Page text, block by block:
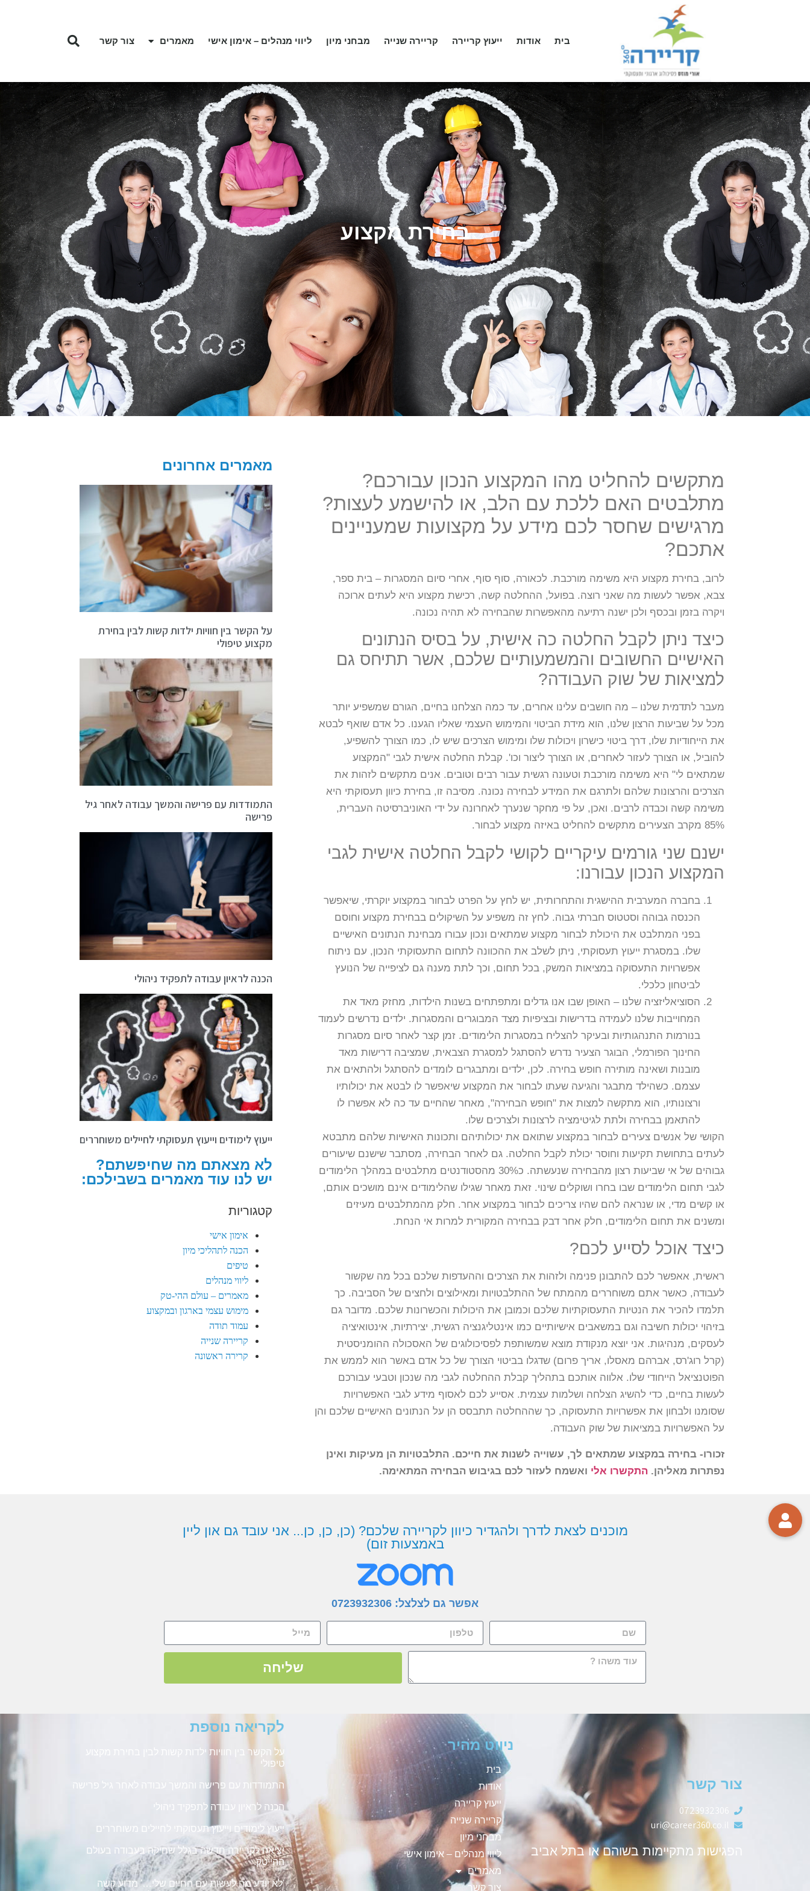
בית אודות ייעוץ קריירה קריירה שנייה מבחני מיון ליווי מנהלים – אימון אישי מאמרים צור קשר
בחירת מקצוע
מתקשים להחליט מהו המקצוע הנכון עבורכם?
מתלבטים האם ללכת עם הלב, או להישמע לעצות?
מרגישים שחסר לכם מידע על מקצועות שמעניינים
אתכם?
לרוב, בחירת מקצוע היא משימה מורכבת. לכאורה, סוף סוף, אחרי סיום המסגרות – בית ספר,
צבא, אפשר לעשות מה שאני רוצה. בפועל, ההחלטה קשה, רכישת מקצוע היא לעתים ארוכה
ויקרה בזמן ובכסף ולכן ישנה רתיעה מהאפשרות שהבחירה לא תהיה נכונה.
כיצד ניתן לקבל החלטה כה אישית, על בסיס הנתונים
האישיים החשובים והמשמעותיים שלכם, אשר תתיחס גם
למציאות של שוק העבודה?
מעבר לתדמית שלנו – מה חושבים עלינו אחרים, עד כמה הצלחנו בחיים, הגורם שמשפיע יותר
מכל על שביעות הרצון שלנו, הוא מידת הביטוי והמימוש העצמי שאליו הגענו. כל אדם שואף לבטא
את הייחודיות שלו, דרך ביטוי כישרון ויכולות שלו ומימוש הצרכים שיש לו, כמו הצורך להשפיע,
להוביל, או הצורך לעזור לאחרים, או הצורך ליצור וכו'. קבלת החלטה אישית לגבי "המקצוע
שמתאים לי" היא משימה מורכבת וטעונה רגשית עבור רבים וטובים. אנים מתקשים לזהות את
הצרכים והרצונות שלהם ולתרגם את המידע לבחירה נכונה. מסיבה זו, בחירת כיוון תעסוקתי היא
משימה קשה וכבדה לרבים. ואכן, על פי מחקר שנערך לאחרונה על ידי האוניברסיטה העברית,
85% מקרב הצעירים מתקשים להחליט באיזה מקצוע לבחור.
ישנם שני גורמים עיקריים לקושי לקבל החלטה אישית לגבי
המקצוע הנכון עבורנו:
בחברה המערבית ההישגית והתחרותית, יש לחץ על הפרט לבחור במקצוע יוקרתי, שיאפשר
הכנסה גבוהה וסטטוס חברתי גבוה. לחץ זה משפיע על השיקולים בבחירת מקצוע וחוסם
בפני המתלבט את היכולת לבחור מקצוע שמתאים ונכון עבורו מבחינת הנתונים האישיים
שלו. במסגרת ייעוץ תעסוקתי, ניתן לשלב את ההכוונה לתחום התעסוקתי הנכון, עם ניתוח
אפשרויות התעסוקה במציאות המשק, בכל תחום, וכך לתת מענה גם לציפייה של הנועץ
לביטחון כלכלי.
הסוציאליזציה שלנו – האופן שבו אנו גדלים ומתפתחים בשנות הילדות, מחזק מאד את
המחוייבות שלנו לעמידה בדרישות ובציפיות מצד המבוגרים והמסגרות. ילדים נדרשים לעמוד
בנורמות התנהגותיות ובעיקר להצליח במסגרות הלימודים. זמן קצר לאחר סיום מסגרות
החינוך הפורמלי, הבוגר הצעיר נדרש להסתגל למסגרת הצבאית, שמציבה דרישות מאד
מובנות ושאינה מותירה חופש בחירה. לכן, ילדים ומתבגרים לומדים להסתגל ולהתאים את
עצמם. כשהילד מתבגר והגיעה שעתו לבחור את המקצוע שיאפשר לו לבטא את יכולותיו
ורצונותיו, הוא מתקשה למצות את "חופש הבחירה", מאחר שהחיים עד כה לא אפשרו לו
להתאמן בבחירה ולתת לגיטימציה לרצונות ולצרכים שלו.
הקושי של אנשים צעירים לבחור במקצוע שתואם את יכולותיהם ותכונות האישיות שלהם מתבטא
לעתים בתחושת תקיעות וחוסר יכולת לקבל החלטה. גם לאחר הבחירה, מסתבר שישנם שיעורים
גבוהים של אי שביעות רצון מהבחירה שנעשתה. כ30% מהסטודנטים מתלבטים במהלך הלימודים
לגבי תחום הלימודים שבו בחרו ושוקלים שינוי. זאת מאחר שגילו שהלימודים אינם מושכים אותם,
או קשים מדי, או שנראה להם שהיו צריכים לבחור במקצוע אחר. חלק מהמתלבטים מעיזים
ומשנים את תחום הלימודים, חלק אחר דבק בבחירה המקורית למרות אי הנחת.
כיצד אוכל לסייע לכם?
ראשית, אאפשר לכם להתבונן פנימה ולזהות את הצרכים וההעדפות שלכם בכל מה שקשור
לעבודה, כאשר אתם משוחררים מהמתח של ההתלבטויות ומאילוצים ולחצים של הסביבה. כך
תלמדו להכיר את הנטיות התעסוקתיות שלכם וכמובן את היכולות והכשרונות שלכם. מדובר גם
בזיהוי יכולות חשיבה וגם במשאבים אישיותיים כמו אינטליגנציה רגשית, יצירתיות, אינטואיציה
לעסקים, מנהיגות. אני יוצא מנקודת מוצא שמשותפת לפסיכולוגים של האסכולה ההומניסטית
(קרל רוג'רס, אברהם מאסלו, אריך פרום) שדגלו בביטוי הצורך של כל אדם באשר הוא לממש את
הפוטנציאל הייחודי שלו. אלווה אותכם בתהליך קבלת ההחלטה לגבי מה שנכון וטבעי עבורכם
לעשות בחיים, כדי להשיג הצלחה ושלמות עצמית. אסייע לכם לאסוף מידע לגבי האפשרויות
שסומנו ולבחון את אפשרויות התעסוקה, כך שההחלטה תתבסס הן על הנתונים האישיים שלכם והן
על האפשרויות במציאות של שוק העבודה.
זכורו- בחירה במקצוע שמתאים לך, עשוייה לשנות את חייכם. התלבטויות הן מעיקות ואינן
נפתרות מאליהן. התקשרו אלי ואשמח לעזור לכם בגיבוש הבחירה המתאימה.
מאמרים אחרונים
על הקשר בין חוויות ילדות קשות לבין בחירת
מקצוע טיפולי
התמודדות עם פרישה והמשך עבודה לאחר גיל
פרישה
הכנה לראיון עבודה לתפקיד ניהולי
ייעוץ לימודים וייעוץ תעסוקתי לחיילים משוחררים
לא מצאתם מה שחיפשתם?
יש לנו עוד מאמרים בשבילכם:
קטגוריות
אימון אישי
הכנה לתהליכי מיון
טיפים
ליווי מנהלים
מאמרים – עולם ההי-טק
מימוש עצמי בארגון ובמקצוע
עמוד תודה
קריירה שנייה
קרירה ראשונה
מוכנים לצאת לדרך ולהגדיר כיוון לקריירה שלכם? (כן, כן, כן... אני עובד גם און ליין
באמצעות זום)
אפשר גם לצלצל: 0723932306
שליחה
צור קשר
0723932306
uri@career360.co.il
הפגישות מתקיימות בשוהם או בתל אביב
ניווט מהיר
בית
אודות
ייעוץ קריירה
קריירה שנייה
מבחני מיון
ליווי מנהלים – אימון אישי
מאמרים
צור קשר
לקריאה נוספת
על הקשר בין חוויות ילדות קשות לבין בחירת מקצוע
טיפולי
התמודדות עם פרישה והמשך עבודה לאחר גיל פרישה
הכנה לראיון עבודה לתפקיד ניהולי
ייעוץ לימודים וייעוץ תעסוקתי לחיילים משוחררים
יציאה לקריירה חדשה בגלל שחיקה בעבודה בעולם
ההייטק.
'לא יודע מה לעשות עם החיים שלי…' מדוע קשה